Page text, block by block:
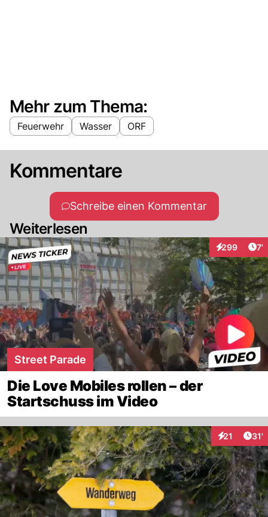
Mehr zum Thema:
Feuerwehr Wasser ORF
Kommentare
Schreibe einen Kommentar
Weiterlesen
299
Interaktionen7'
Street Parade
Die Love Mobiles rollen – der
Startschuss im Video
21
Interaktionen
31'